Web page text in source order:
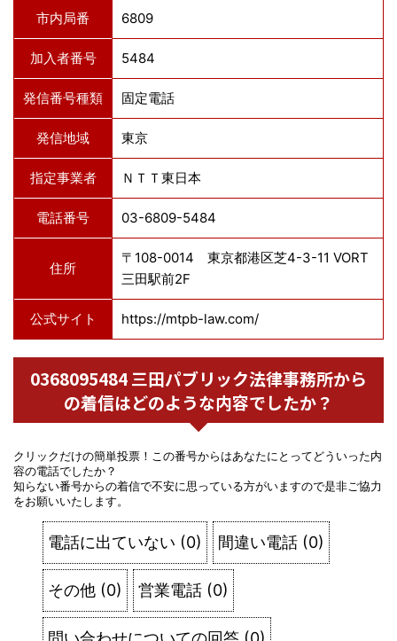
市内局番 6809
加入者番号 5484
発信番号種類 固定電話
発信地域 東京
指定事業者 ＮＴＴ東日本
電話番号 03-6809-5484
住所
〒108-0014 東京都港区芝4-3-11 VORT
三田駅前2F
公式サイト https://mtpb-law.com/
0368095484 三田パブリック法律事務所から
の着信はどのような内容でしたか？
クリックだけの簡単投票！この番号からはあなたにとってどういった内
容の電話でしたか？
知らない番号からの着信で不安に思っている方がいますので是非ご協力
をお願いいたします。
電話に出ていない (0) 間違い電話 (0)
その他 (0) 営業電話 (0)